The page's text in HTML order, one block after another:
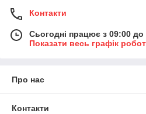
Контакти
Сьогодні працює з 09:00 до
Показати весь графік
Про нас
Контакти